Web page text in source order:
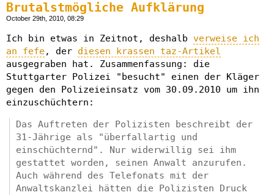
Brutalstmögliche Aufklärung
October 29th, 2010, 08:29
Ich bin etwas in Zeitnot, deshalb verweise ich
an fefe, der diesen krassen taz-Artikel
ausgegraben hat. Zusammenfassung: die
Stuttgarter Polizei "besucht" einen der Kläger
gegen den Polizeieinsatz vom 30.09.2010 um ihn
einzuschüchtern:
Das Auftreten der Polizisten beschreibt der
31-Jährige als "überfallartig und
einschüchternd". Nur widerwillig sei ihm
gestattet worden, seinen Anwalt anzurufen.
Auch während des Telefonats mit der
Anwaltskanzlei hätten die Polizisten Druck